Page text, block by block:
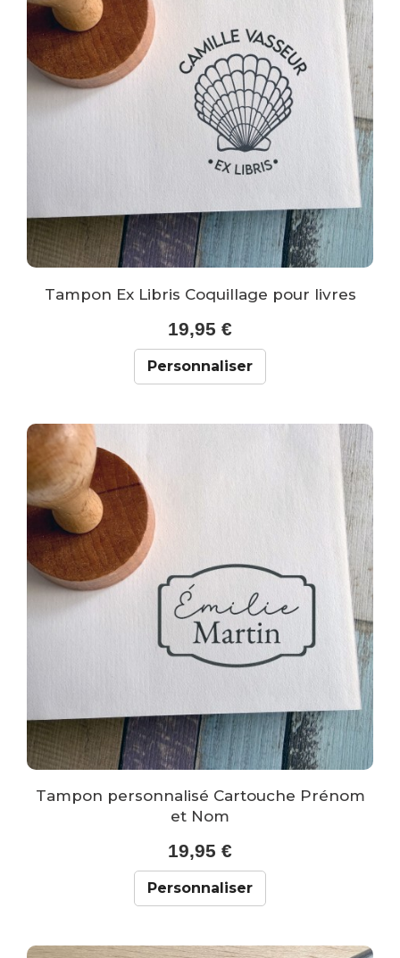
Tampon Ex Libris Coquillage pour livres
19,95 €
Personnaliser
Tampon personnalisé Cartouche Prénom
et Nom
19,95 €
Personnaliser